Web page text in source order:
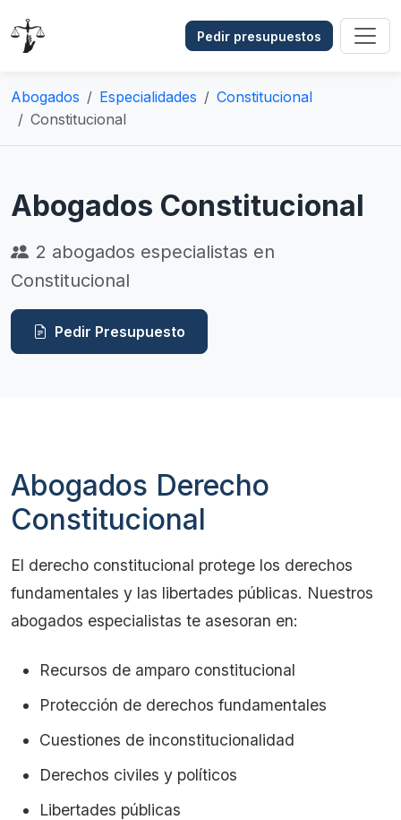
Pedir presupuestos
Abogados Especialidades
Constitucional
Constitucional
Abogados Constitucional
2 abogados especialistas en
Constitucional
Pedir Presupuesto
Abogados Derecho
Constitucional
El derecho constitucional protege los derechos
fundamentales y las libertades públicas. Nuestros
abogados especialistas te asesoran en:
Recursos de amparo constitucional
Protección de derechos fundamentales
Cuestiones de inconstitucionalidad
Derechos civiles y políticos
Libertades públicas